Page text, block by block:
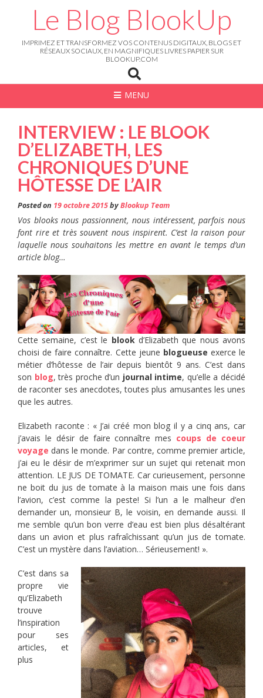
Le Blog BlookUp
IMPRIMEZ ET TRANSFORMEZ VOS CONTENUS DIGITAUX, BLOGS ET
RÉSEAUX SOCIAUX, EN MAGNIFIQUES LIVRES PAPIER SUR
BLOOKUP.COM
MENU
INTERVIEW : LE BLOOK
D’ELIZABETH, LES
CHRONIQUES D’UNE
HÔTESSE DE L’AIR
Posted on 19 octobre 2015byBlookup Team
Vos blooks nous passionnent, nous intéressent, parfois nous
font rire et très souvent nous inspirent. C’est la raison pour
laquelle nous souhaitons les mettre en avant le temps d’un
article blog…
Cette semaine, c’est le blookd’Elizabeth que nous avons
choisi de faire connaître. Cette jeune blogueuse exerce le
métier d’hôtesse de l’air depuis bientôt 9 ans. C’est dans
son blog, très proche d’un journal intime, qu’elle a décidé
de raconter ses anecdotes, toutes plus amusantes les unes
que les autres.
Elizabeth raconte : « J’ai créé mon blog il y a cinq ans, car
j’avais le désir de faire connaître mes coups de coeur
voyage dans le monde. Par contre, comme premier article,
j’ai eu le désir de m’exprimer sur ​un sujet qui retenait mon
attention. LE JUS DE TOMATE. ​Car curieusement, personne
ne boit du jus de tomate à la maison mais une fois dans
l’avion, c’est comme la peste! Si l’un a le malheur d’en
demander un, monsieur B, le voisin, en demande aussi. Il
me semble qu’un bon verre d’eau est bien plus désaltérant
dans un avion et plus rafraîchissant qu’un jus de tomate.
C’est un mystère dans l’aviation… Sérieusement!​ ».
C’est dans sa
propre vie
qu’Elizabeth
trouve
l’inspiration
pour ses
articles, et
plus